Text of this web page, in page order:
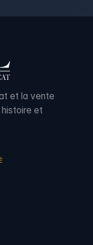
et la vente
et